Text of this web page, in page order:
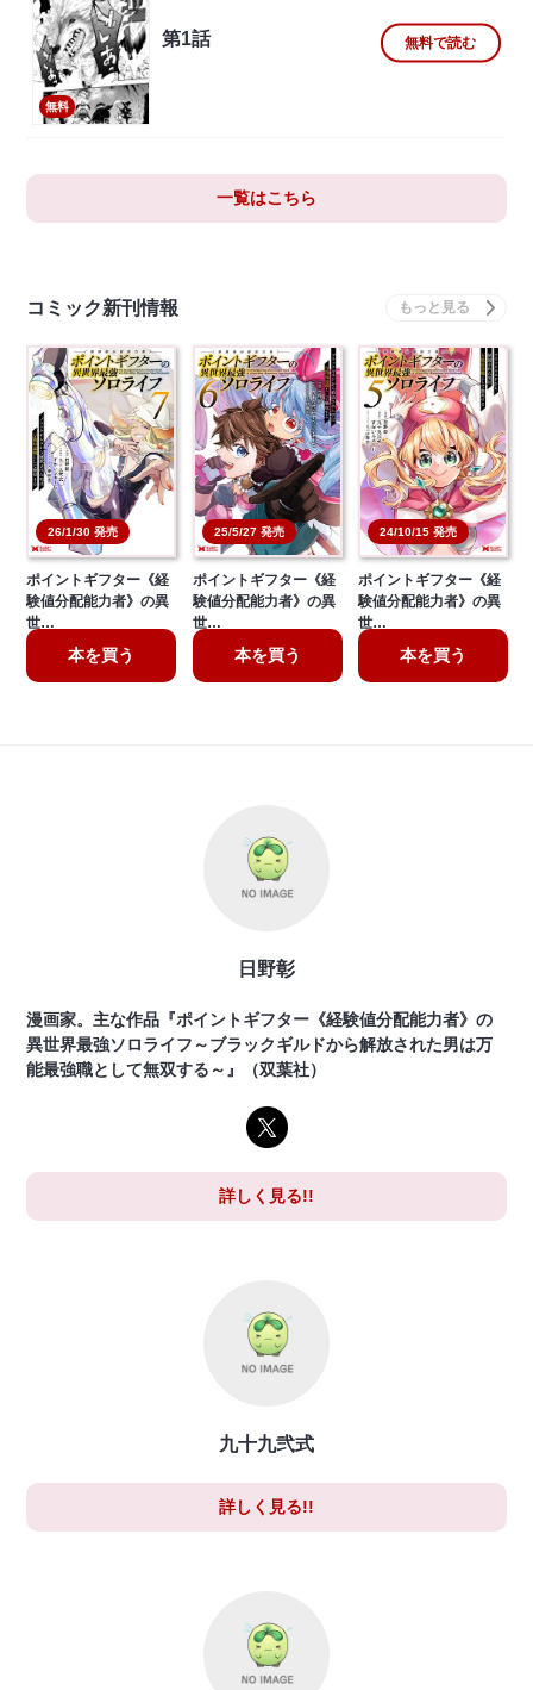
無料
第1話 無料で読む
一覧はこちら
コミック新刊情報
26/1/30 発売
ポイントギフター《経
験値分配能力者》の異
世…
本を買う
25/5/27 発売
ポイントギフター《経
験値分配能力者》の異
世…
本を買う
24/10/15 発売
ポイントギフター《経
験値分配能力者》の異
世…
本を買う
日野彰
漫画家。主な作品『ポイントギフター《経験値分配能力者》の
異世界最強ソロライフ～ブラックギルドから解放された男は万
能最強職として無双する～』（双葉社）
詳しく見る!!
九十九弐式
詳しく見る!!